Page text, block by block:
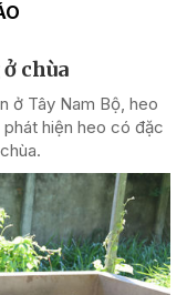
chùa
ở Tây Nam Bộ, heo
hiện heo có đặc